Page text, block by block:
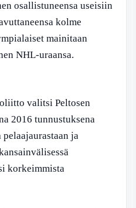
osallistuneensa useisiin
kolme
mainitaan
NHL-uraansa.
valitsi Peltosen
2016 tunnustuksena
ja
korkeimmista